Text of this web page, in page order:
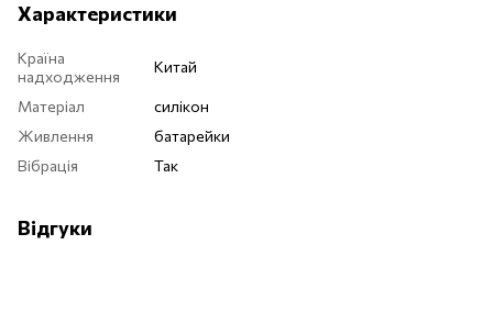
Характеристики
Країна
надходження
Китай
Матеріал
силікон
Живлення
батарейки
Вібрація
Так
Відгуки